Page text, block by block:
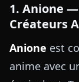
1. Anione
Créateurs
Anione est
anime avec